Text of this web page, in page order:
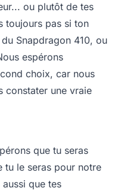
ou plutôt de tes
toujours pas si ton
Snapdragon 410, ou
espérons
choix, car nous
constater une vraie
que tu seras
tu le seras pour notre
que tes